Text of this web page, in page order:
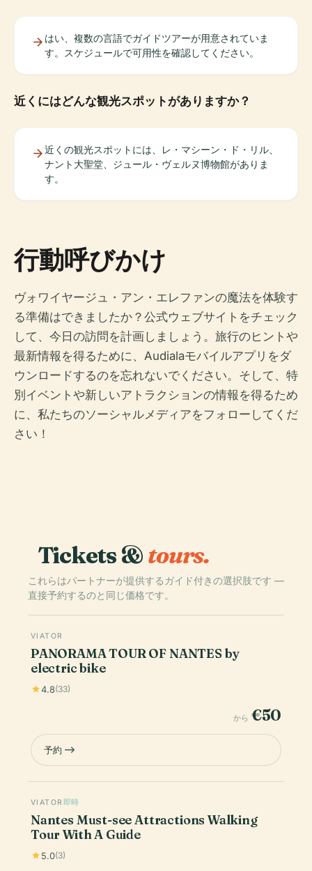
はい、複数の言語でガイドツアーが用意されていま
す。スケジュールで可用性を確認してください。
近くにはどんな観光スポットがありますか？
近くの観光スポットには、レ・マシーン・ド・リル、
ナント大聖堂、ジュール・ヴェルヌ博物館がありま
す。
行動呼びかけ
ヴォワイヤージュ・アン・エレファンの魔法を体験す
る準備はできましたか？公式ウェブサイトをチェック
して、今日の訪問を計画しましょう。旅行のヒントや
最新情報を得るために、Audialaモバイルアプリをダ
ウンロードするのを忘れないでください。そして、特
別イベントや新しいアトラクションの情報を得るため
に、私たちのソーシャルメディアをフォローしてくだ
さい！
Tickets &tours.
これらはパートナーが提供するガイド付きの選択肢です —
直接予約するのと同じ価格です。
VIATOR
PANORAMA TOUR OF NANTES by
electric bike
4.8(33)
から €50
予約
VIATOR 即時
Nantes Must-see Attractions Walking
Tour With A Guide
5.0(3)